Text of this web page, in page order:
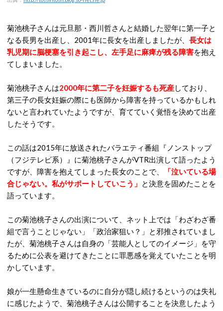
菊池桃子さんは元旦那・西川哲さんと結婚した翌年に第一子と
なる長男を出産し、2001年に長女を出産しましたが、 長女は
乳児期に脳梗塞を引き起こし、左手足に麻痺が残る障害を抱え
てしまいました。
菊池桃子さんは2000年に第二子を妊娠するも死産しており、
第三子の長女妊娠の際にも医師から障害を持っているかもしれ
ないと言われていたようですが、育てていく覚悟を決めて出産
したそうです。
この話は2015年に放送されたバラエティ番組『ノンストップ
（フジテレビ系）』に菊池桃子さんがVTR出演して語ったよう
ですが、障害を抱えてしまった長女のことで、
「泣いている場
合じゃない。私がサポートしていこう」 と決意を固めたことを
語っています。
この菊池桃子さんの出演について、ネット上では「わざわざ番
組で言うことじゃない」「政治家狙い？」と邪推されていまし
たが、菊池桃子さんは自身の「芸能人としてのイメージ」を守
るために公表を避けてきたことに罪悪感を覚えていたことを明
かしています。
娘が一生懸命生きているのに自分が隠し続けるというのは失礼
に感じたようで、菊池桃子さんは公開することを決意したよう